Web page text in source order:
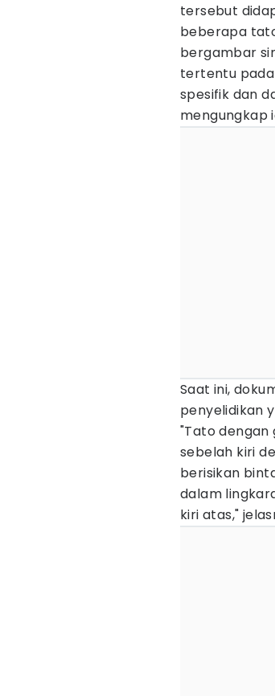
tersebut
beberapa
bergambar
tertentu
spesifik dan
mengungkap
Saat ini,
penyelidikan
"Tato dengan
sebelah kiri
berisikan
dalam
kiri atas,"